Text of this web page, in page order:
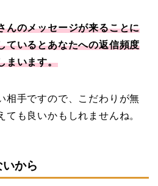
んのメッセージが来ることに
ているとあなたへの返信頻度
まいます。
相手ですので、こだわりが無
ても良いかもしれませんね。
から